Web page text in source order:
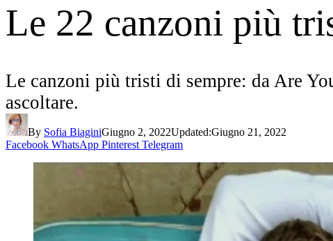
Le 22 canzoni più
Le canzoni più tristi di sempre: da Are
ascoltare.
By Sofia BiaginiGiugno 2, 2022Updated:Giugno 21, 2022
Facebook WhatsApp Pinterest Telegram